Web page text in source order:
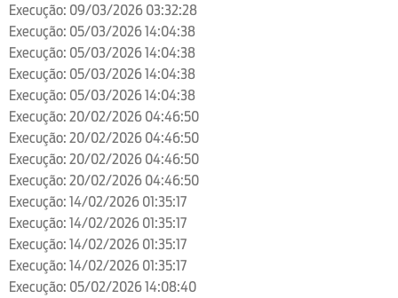
Execução: 09/03/2026 03:32:28
Execução: 05/03/2026 14:04:38
Execução: 05/03/2026 14:04:38
Execução: 05/03/2026 14:04:38
Execução: 05/03/2026 14:04:38
Execução: 20/02/2026 04:46:50
Execução: 20/02/2026 04:46:50
Execução: 20/02/2026 04:46:50
Execução: 20/02/2026 04:46:50
Execução: 14/02/2026 01:35:17
Execução: 14/02/2026 01:35:17
Execução: 14/02/2026 01:35:17
Execução: 14/02/2026 01:35:17
Execução: 05/02/2026 14:08:40